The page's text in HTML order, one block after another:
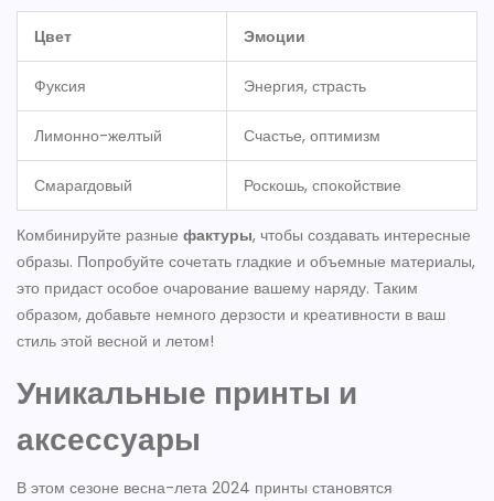
Цвет Эмоции
Фуксия Энергия, страсть
Лимонно-желтый Счастье, оптимизм
Смарагдовый Роскошь, спокойствие
Комбинируйте разные фактуры, чтобы создавать интересные
образы. Попробуйте сочетать гладкие и объемные материалы,
это придаст особое очарование вашему наряду. Таким
образом, добавьте немного дерзости и креативности в ваш
стиль этой весной и летом!
Уникальные принты и
аксессуары
В этом сезоне весна-лета 2024 принты становятся